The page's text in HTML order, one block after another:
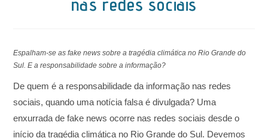
Espalham-se as fake news sobre a tragédia climática no Rio Grande do
Sul. E a responsabilidade sobre a informação?
De quem é a responsabilidade da informação nas redes
sociais, quando uma notícia falsa é divulgada? Uma
enxurrada de fake news ocorre nas redes sociais desde o
início da tragédia climática no Rio Grande do Sul. Devemos